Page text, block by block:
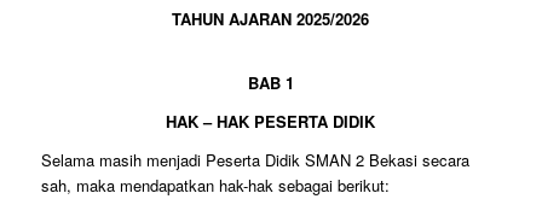
TAHUN AJARAN 2025/2026
BAB 1
HAK – HAK PESERTA DIDIK
Selama masih menjadi Peserta Didik SMAN 2 Bekasi secara
sah, maka mendapatkan hak-hak sebagai berikut: